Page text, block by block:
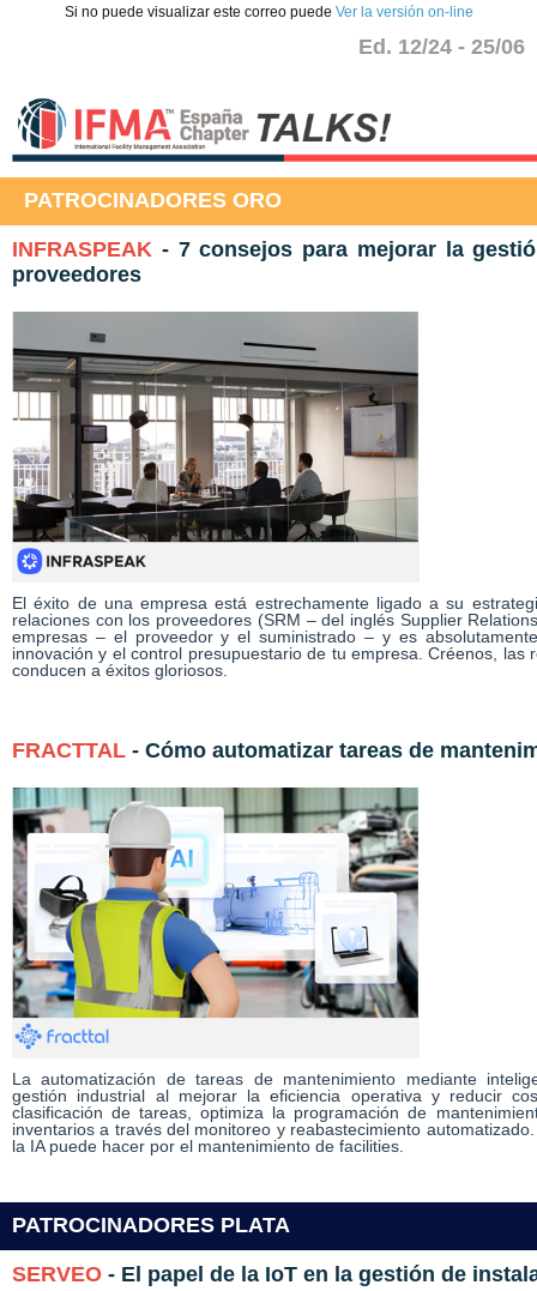
Si no puede visualizar este correo puede Ver la versión on-line
Ed. 12/24 - 25/06
PATROCINADORES ORO
INFRASPEAK - 7 consejos para mejorar la
proveedores
El éxito de una empresa está estrechamente ligado a su
relaciones con los proveedores (SRM – del inglés Supplier
empresas – el proveedor y el suministrado – y es
innovación y el control presupuestario de tu empresa. Créenos, las
conducen a éxitos gloriosos.
FRACTTAL - Cómo automatizar tareas de
La automatización de tareas de mantenimiento mediante
gestión industrial al mejorar la eficiencia operativa y reducir
clasificación de tareas, optimiza la programación de
inventarios a través del monitoreo y reabastecimiento
la IA puede hacer por el mantenimiento de facilities.
PATROCINADORES PLATA
SERVEO - El papel de la IoT en la gestión de